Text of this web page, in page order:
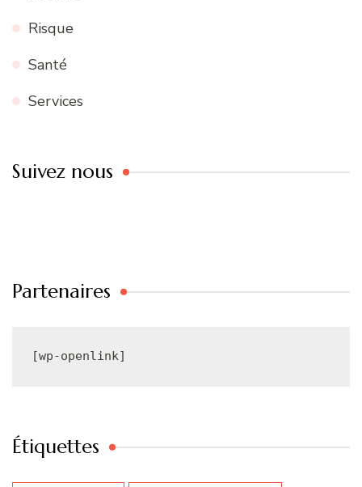
Risque
Santé
Services
Suivez nous
Partenaires
[wp-openlink]
Étiquettes